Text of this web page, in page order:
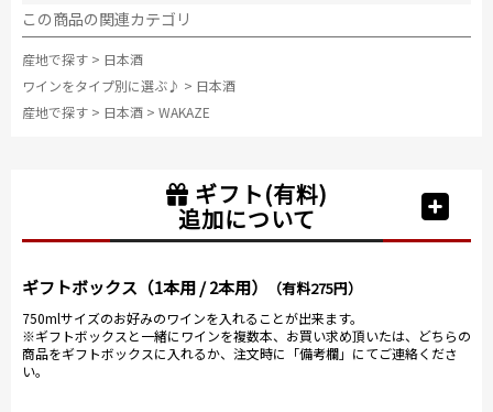
この商品の関連カテゴリ
産地で探す > 日本酒
ワインをタイプ別に選ぶ♪ > 日本酒
産地で探す > 日本酒 > WAKAZE
ギフト(有料)
追加について
ギフトボックス（1本用 / 2本用） （有料275円）
750mlサイズのお好みのワインを入れることが出来ます。
※ギフトボックスと一緒にワインを複数本、お買い求め頂いたは、どちらの
商品をギフトボックスに入れるか、注文時に「備考欄」にてご連絡くださ
い。